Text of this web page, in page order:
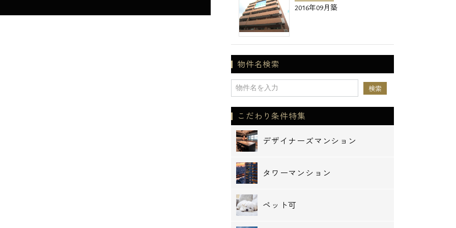
あらゆる場所へ快適なアクセスが可能な立地
2016年09月築
物件名検索
こだわり条件特集
デザイナーズマンション
タワーマンション
ペット可